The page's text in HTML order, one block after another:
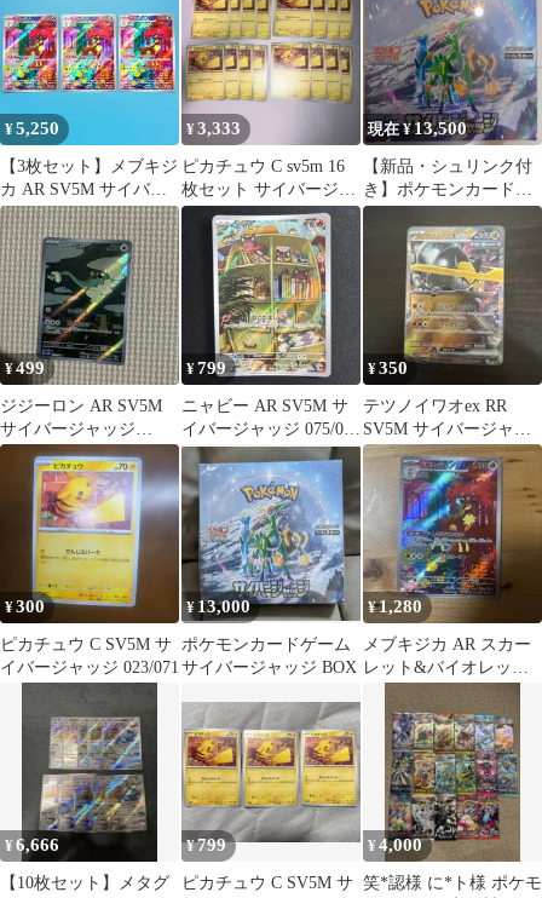
¥5,250
【3枚セット】メブキジ
カ AR SV5M サイバー
ジャッジ 074/071 ポケ
モンカード
¥3,333
ピカチュウ C sv5m 16
枚セット サイバージャ
ッジ
現在 ¥13,500
【新品・シュリンク付
き】ポケモンカードゲ
ーム サイバージャッ
ジ 未開封BOX
¥499
ジジーロン AR SV5M
サイバージャッジ
083/071
¥799
ニャビー AR SV5M サ
イバージャッジ 075/071
ポケモンカード
¥350
テツノイワオex RR
SV5M サイバージャッ
ジ 041/071
¥300
ピカチュウ C SV5M サ
イバージャッジ 023/071
¥ 13,000
ポケモンカードゲーム
サイバージャッジ BOX
¥1,280
メブキジカ AR スカー
レット&バイオレット
拡張パック サイバージ
ャッジ 0…
¥6,666
【10枚セット】メタグ
¥799
ピカチュウ C SV5M サ
¥4,000
笑*認様 に*ト様 ポケモ